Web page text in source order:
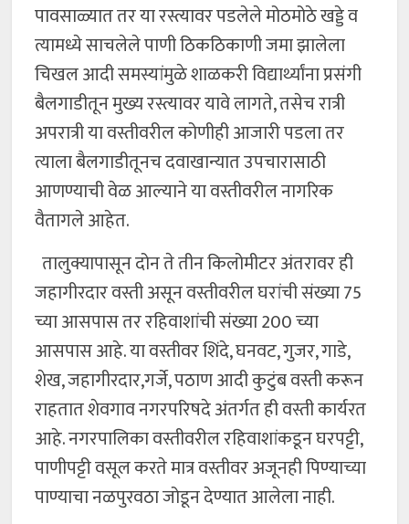
पावसाळ्यात तर या रस्त्यावर पडलेले मोठमोठे खड्डे व
त्यामध्ये साचलेले पाणी ठिकठिकाणी जमा झालेला
चिखल आदी समस्यांमुळे शाळकरी विद्यार्थ्यांना प्रसंगी
बैलगाडीतून मुख्य रस्त्यावर यावे लागते, तसेच रात्री
अपरात्री या वस्तीवरील कोणीही आजारी पडला तर
त्याला बैलगाडीतूनच दवाखान्यात उपचारासाठी
आणण्याची वेळ आल्याने या वस्तीवरील नागरिक
वैतागले आहेत.
तालुक्यापासून दोन ते तीन किलोमीटर अंतरावर ही
जहागीरदार वस्ती असून वस्तीवरील घरांची संख्या 75
च्या आसपास तर रहिवाशांची संख्या 200 च्या
आसपास आहे. या वस्तीवर शिंदे, घनवट, गुजर, गाडे,
शेख, जहागीरदार,गर्जे, पठाण आदी कुटुंब वस्ती करून
राहतात शेवगाव नगरपरिषदे अंतर्गत ही वस्ती कार्यरत
आहे. नगरपालिका वस्तीवरील रहिवाशांकडून घरपट्टी,
पाणीपट्टी वसूल करते मात्र वस्तीवर अजूनही पिण्याच्या
पाण्याचा नळपुरवठा जोडून देण्यात आलेला नाही.